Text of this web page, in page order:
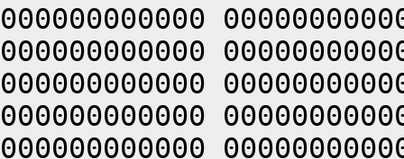
000000000000
000000000000
000000000000
000000000000
000000000000